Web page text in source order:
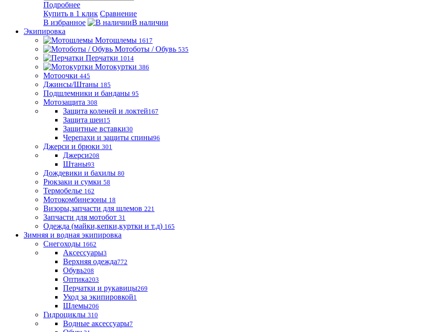
Подробнее
Купить в 1 клик Сравнение
В избранное
В наличии
Экипировка
Мотошлемы 1617
Мотоботы / Обувь 535
Перчатки 1014
Мотокуртки 386
Мотоочки 445
Джинсы/Штаны 185
Подшлемники и банданы 95
Мотозащита 308
Защита коленей и локтей167
Защита шеи15
Защитные вставки30
Черепахи и защиты спины96
Джерси и брюки 301
Джерси208
Штаны93
Дождевики и бахилы 80
Рюкзаки и сумки 58
Термобелье 162
Мотокомбинезоны 18
Визоры,запчасти для шлемов 221
Запчасти для мотобот 31
Одежда (майки,кепки,куртки и т.д) 165
Зимняя и водная экипировка
Снегоходы 1662
Аксессуары3
Верхняя одежда772
Обувь208
Оптика203
Перчатки и рукавицы269
Уход за экипировкой1
Шлемы206
Гидроциклы 310
Водные аксессуары7